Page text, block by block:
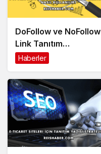
DoFollow ve NoFollow
Link Tanıtım
Yazısında Nasıl
Haberler